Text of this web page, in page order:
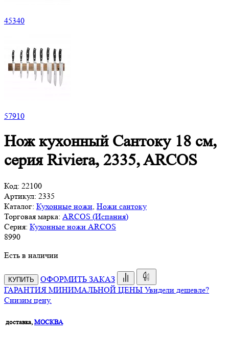
45340
57910
Нож кухонный Сантоку 18 см,
серия Riviera, 2335, ARCOS
Код: 22100
Артикул: 2335
Каталог: Кухонные ножи Ножи сантоку
Торговая марка: ARCOS (Испания)
Серия: Кухонные ножи ARCOS
8990
Есть в наличии
КУПИТЬ
ОФОРМИТЬ ЗАКАЗ
ГАРАНТИЯ МИНИМАЛЬНОЙ ЦЕНЫ Увидели дешевле?
Снизим цену.
доставка, МОСКВА